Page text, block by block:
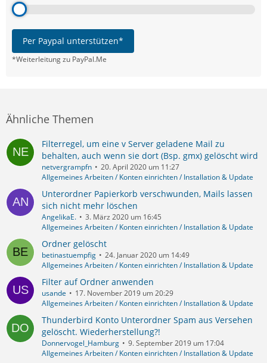
Per Paypal unterstützen*
*Weiterleitung zu PayPal.Me
Ähnliche Themen
Filterregel, um eine v Server geladene Mail zu
behalten, auch wenn sie dort (Bsp. gmx) gelöscht wird
netvergrampfn
20. April 2020 um 11:27
Allgemeines Arbeiten / Konten einrichten / Installation & Update
Unterordner Papierkorb verschwunden, Mails lassen
sich nicht mehr löschen
AngelikaE.
3. März 2020 um 16:45
Allgemeines Arbeiten / Konten einrichten / Installation & Update
Ordner gelöscht
betinastuempfig
24. Januar 2020 um 14:49
Allgemeines Arbeiten / Konten einrichten / Installation & Update
Filter auf Ordner anwenden
usande
17. November 2019 um 20:29
Allgemeines Arbeiten / Konten einrichten / Installation & Update
Thunderbird Konto Unterordner Spam aus Versehen
gelöscht. Wiederherstellung?!
Donnervogel_Hamburg
9. September 2019 um 17:04
Allgemeines Arbeiten / Konten einrichten / Installation & Update